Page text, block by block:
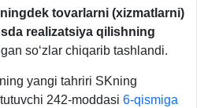
tovarlarni (хizmatlarni)
realizatsiya qilishning
soʻzlar chiqarib tashlandi.
yangi tahriri SKning
242-moddasi 6-qismiga